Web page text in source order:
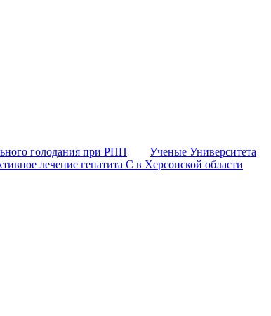
голодания при РПП
Ученые Университета
лечение гепатита C в Херсонской области